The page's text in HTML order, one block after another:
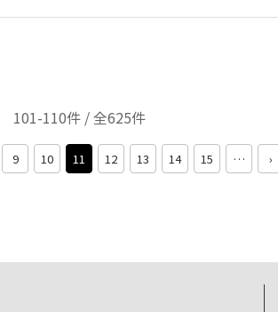
101-110件 / 全625件
9 10 11 12 13 14 15 … ›